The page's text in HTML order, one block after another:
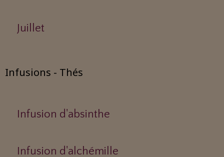
Juillet
Infusions - Thés
Infusion d'absinthe
Infusion d'alchémille